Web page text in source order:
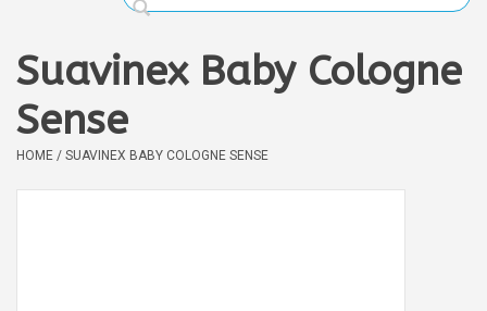
Verzorging
Boekjes
Suavinex Baby Cologne
Sense
HOME / SUAVINEX BABY COLOGNE SENSE